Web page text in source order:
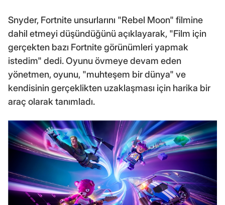
Snyder, Fortnite unsurlarını "Rebel Moon" filmine
dahil etmeyi düşündüğünü açıklayarak, "Film için
gerçekten bazı Fortnite görünümleri yapmak
istedim" dedi. Oyunu övmeye devam eden
yönetmen, oyunu, "muhteşem bir dünya" ve
kendisinin gerçeklikten uzaklaşması için harika bir
araç olarak tanımladı.